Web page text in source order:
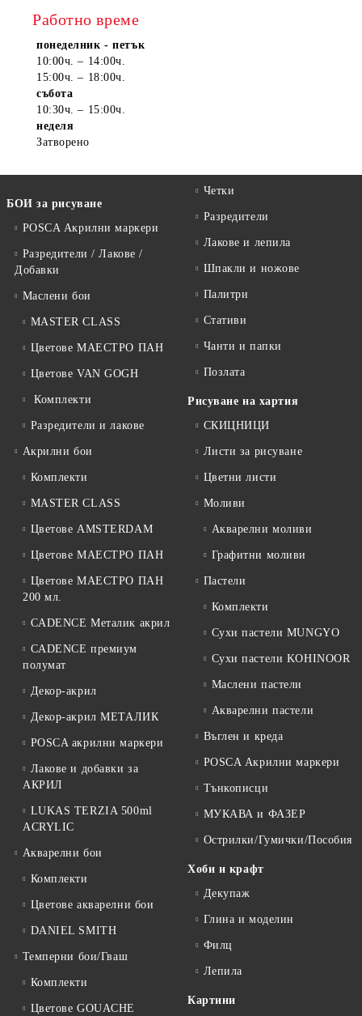
Работно време
понеделник - петък
10:00ч. – 14:00ч.
15:00ч. – 18:00ч.
събота
10:30ч. – 15:00ч.
неделя
Затворено
БОИ за рисуване
POSCA Акрилни маркери
Разредители / Лакове /
Добавки
Маслени бои
MASTER CLASS
Цветове МАЕСТРО ПАН
Цветове VAN GOGH
Комплекти
Разредители и лакове
Акрилни бои
Комплекти
MASTER CLASS
Цветове AMSTERDAM
Цветове МАЕСТРО ПАН
Цветове МАЕСТРО ПАН
200 мл.
CADENCE Металик акрил
CADENCE премиум
полумат
Декор-акрил
Декор-акрил МЕТАЛИК
POSCA акрилни маркери
Лакове и добавки за
АКРИЛ
LUKAS TERZIA 500ml
ACRYLIC
Акварелни бои
Комплекти
Цветове акварелни бои
DANIEL SMITH
Темперни бои/Гваш
Комплекти
Цветове GOUACHE
Четки
Разредители
Лакове и лепила
Шпакли и ножове
Палитри
Стативи
Чанти и папки
Позлата
Рисуване на хартия
СКИЦНИЦИ
Листи за рисуване
Цветни листи
Моливи
Акварелни моливи
Графитни моливи
Пастели
Комплекти
Сухи пастели MUNGYO
Сухи пастели KOHINOOR
Маслени пастели
Акварелни пастели
Въглен и креда
POSCA Акрилни маркери
Тънкописци
МУКАВА и ФАЗЕР
Острилки/Гумички/Пособия
Хоби и крафт
Декупаж
Глина и моделин
Филц
Лепила
Картини